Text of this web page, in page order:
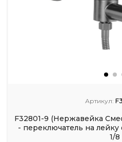
Артикул:
F32801-9 (Нержавейка
- переключатель на лейку
1/8